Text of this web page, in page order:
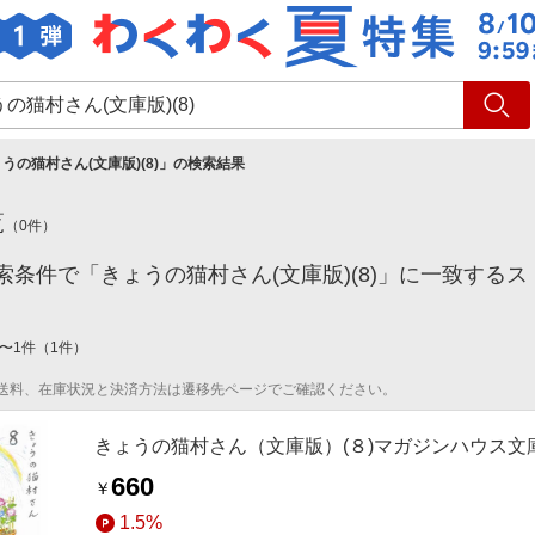
ショッピング
の猫村さん(文庫版)(8) 」の検索結果
（0件）
条件で「きょうの猫村さん(文庫版)(8)」に一致する
〜1件 （ 1件）
料、在庫状況と決済方法は遷移先ページでご確認ください。
きょうの猫村さん（文庫版）(８)マガジンハウス文
￥660
1.5%